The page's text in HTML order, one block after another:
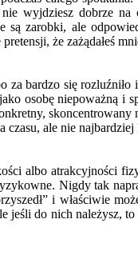
wyjdziesz dobrze
są zarobki, ale
że zażądałeś
bardzo się
osobę niepoważną i
czasu, ale nie
albo atrakcyjności
Nigdy tak
i właściwie
jeśli do nich należysz,